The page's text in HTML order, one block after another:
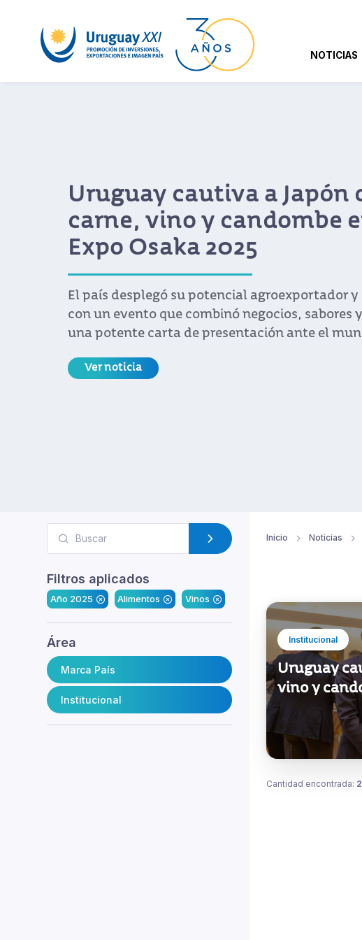
NOTICIAS
Uruguay cautiva a Japón
carne, vino y candombe
Expo Osaka 2025
El país desplegó su potencial agroexportador
con un evento que combinó negocios, sabores
una potente carta de presentación ante el
Ver noticia
Filtros aplicados
Año 2025 Alimentos Vinos
Área
Marca País
Institucional
Inicio Noticias
Institucional
Uruguay
vino y
Cantidad encontrada: 2